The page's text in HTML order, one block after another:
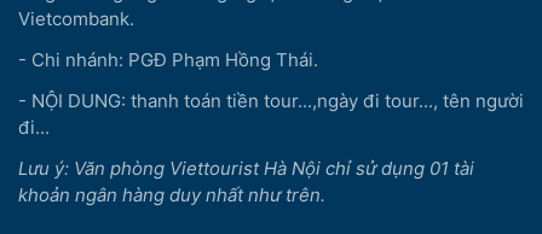
Vietcombank.
- Chi nhánh: PGĐ Phạm Hồng Thái.
- NỘI DUNG: thanh toán tiền tour...,ngày đi tour..., tên người
đi...
Lưu ý: Văn phòng Viettourist Hà Nội chỉ sử dụng 01 tài
khoản ngân hàng duy nhất như trên.